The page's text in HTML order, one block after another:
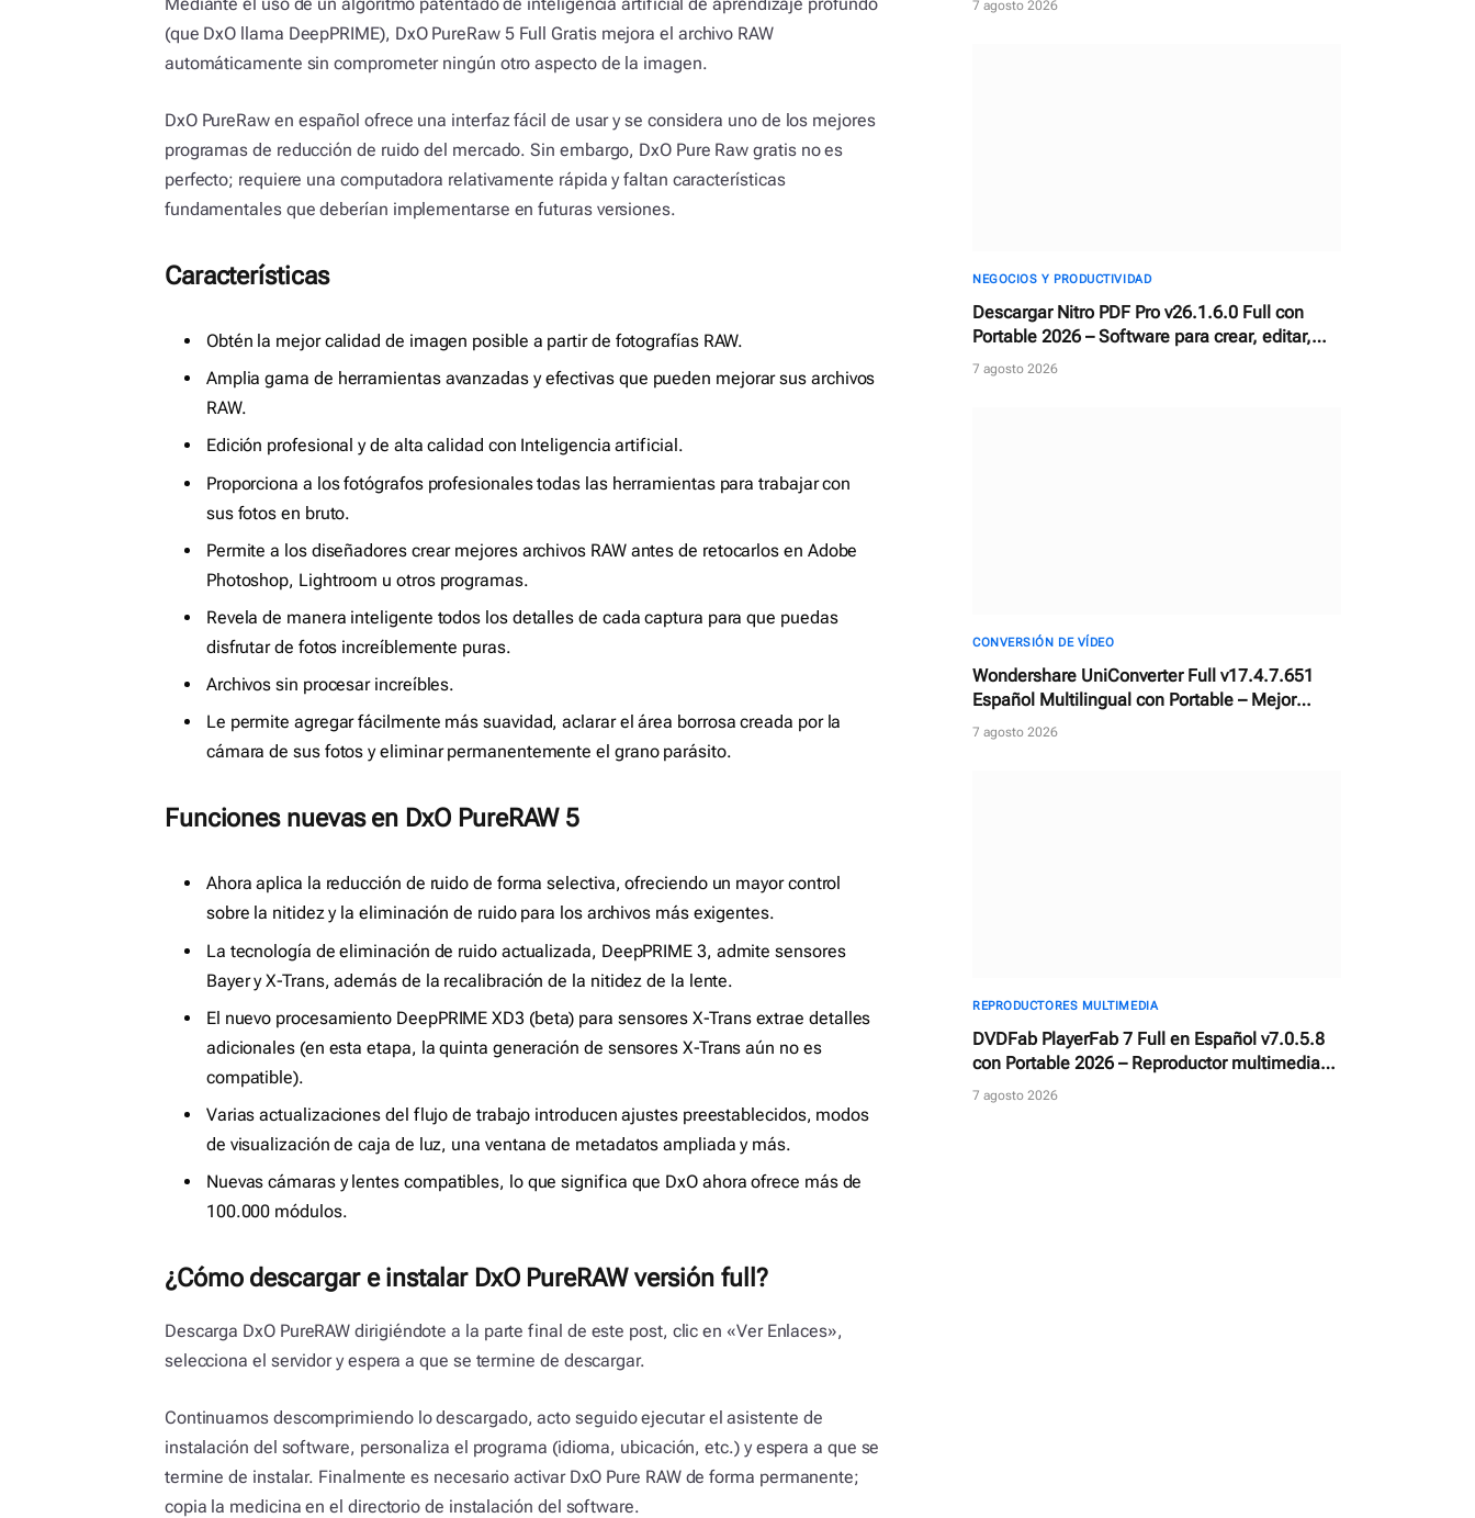
(que DxO llama DeepPRIME), DxO PureRaw 5 Full Gratis mejora el archivo RAW
automáticamente sin comprometer ningún otro aspecto de la imagen.
DxO PureRaw en español ofrece una interfaz fácil de usar y se considera uno de los mejores
programas de reducción de ruido del mercado. Sin embargo, DxO Pure Raw gratis no es
perfecto; requiere una computadora relativamente rápida y faltan características
fundamentales que deberían implementarse en futuras versiones.
Características
Obtén la mejor calidad de imagen posible a partir de fotografías RAW.
Amplia gama de herramientas avanzadas y efectivas que pueden mejorar sus archivos
RAW.
Edición profesional y de alta calidad con Inteligencia artificial.
Proporciona a los fotógrafos profesionales todas las herramientas para trabajar con
sus fotos en bruto.
Permite a los diseñadores crear mejores archivos RAW antes de retocarlos en Adobe
Photoshop, Lightroom u otros programas.
Revela de manera inteligente todos los detalles de cada captura para que puedas
disfrutar de fotos increíblemente puras.
Archivos sin procesar increíbles.
Le permite agregar fácilmente más suavidad, aclarar el área borrosa creada por la
cámara de sus fotos y eliminar permanentemente el grano parásito.
Funciones nuevas en DxO PureRAW 5
Ahora aplica la reducción de ruido de forma selectiva, ofreciendo un mayor control
sobre la nitidez y la eliminación de ruido para los archivos más exigentes.
La tecnología de eliminación de ruido actualizada, DeepPRIME 3, admite sensores
Bayer y X-Trans, además de la recalibración de la nitidez de la lente.
El nuevo procesamiento DeepPRIME XD3 (beta) para sensores X-Trans extrae detalles
adicionales (en esta etapa, la quinta generación de sensores X-Trans aún no es
compatible).
Varias actualizaciones del flujo de trabajo introducen ajustes preestablecidos, modos
de visualización de caja de luz, una ventana de metadatos ampliada y más.
Nuevas cámaras y lentes compatibles, lo que significa que DxO ahora ofrece más de
100.000 módulos.
¿Cómo descargar e instalar DxO PureRAW versión full?
Descarga DxO PureRAW dirigiéndote a la parte final de este post, clic en «Ver Enlaces»,
selecciona el servidor y espera a que se termine de descargar.
Continuamos descomprimiendo lo descargado, acto seguido ejecutar el asistente de
instalación del software, personaliza el programa (idioma, ubicación, etc.) y espera a que se
termine de instalar. Finalmente es necesario activar DxO Pure RAW de forma permanente;
copia la medicina en el directorio de instalación del software.
7 agosto 2026
NEGOCIOS Y PRODUCTIVIDAD
Descargar Nitro PDF Pro v26.1.6.0 Full con
Portable 2026 – Software para crear, editar,
convertir y firmar documentos PDF
7 agosto 2026
CONVERSIÓN DE VÍDEO
Wondershare UniConverter Full v17.4.7.651
Español Multilingual con Portable – Mejor
convertidor de vídeos con AI
7 agosto 2026
REPRODUCTORES MULTIMEDIA
DVDFab PlayerFab 7 Full en Español v7.0.5.8
con Portable 2026 – Reproductor multimedia
todo incluido
7 agosto 2026